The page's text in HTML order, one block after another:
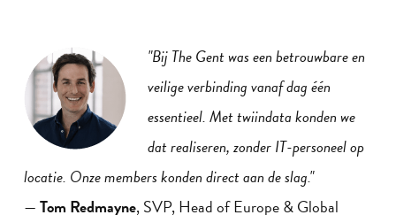
"Bij The Gent was een betrouwbare en
veilige verbinding vanaf dag één
essentieel. Mettwiindata konden we
dat realiseren, zonder IT-personeel op
locatie. Onze members konden direct aan de slag."
—Tom Redmayne, SVP, Head of Europe & Global